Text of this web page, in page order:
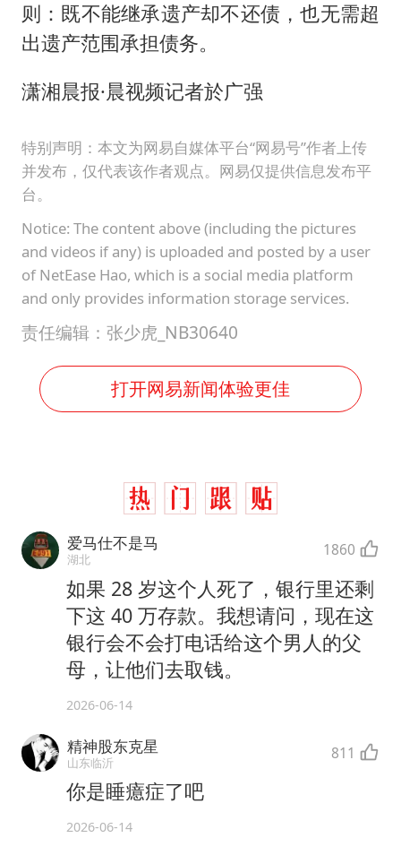
则：既不能继承遗产却不还债，也无需超
出遗产范围承担债务。
潇湘晨报·晨视频记者於广强
特别声明：本文为网易自媒体平台“网易号”作者上传
并发布，仅代表该作者观点。网易仅提供信息发布平
台。
Notice: The content above (including the pictures
and videos if any) is uploaded and posted by a user
of NetEase Hao, which is a social media platform
and only provides information storage services.
责任编辑：张少虎_NB30640
打开网易新闻体验更佳
爱马仕不是马
湖北 1860
如果 28 岁这个人死了，银行里还剩
下这 40 万存款。我想请问，现在这
银行会不会打电话给这个男人的父
母，让他们去取钱。
2026-06-14
精神股东克星
山东临沂 811
你是睡癔症了吧
2026-06-14